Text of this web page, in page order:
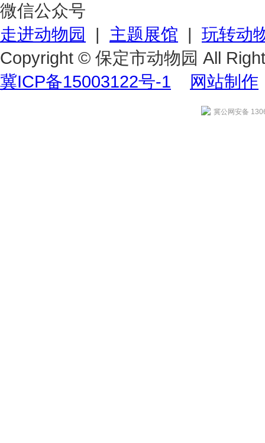
微信公众号
走进动物园 | 主题展馆 | 玩转动
Copyright © 保定市动物园 All
冀ICP备15003122号-1
网站制作
冀公网安备